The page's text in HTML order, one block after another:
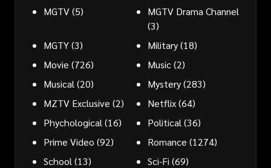
MGTV(5)
MGTV Drama Channel
(3)
MGTY(3) Military(18)
Movie (726) Music(2)
Musical(20) Mystery(283)
MZTV Exclusive (2) Netflix(64)
Phychological(16) Political(36)
Prime Video (92) Romance (1274)
School(13) Sci-Fi (69)